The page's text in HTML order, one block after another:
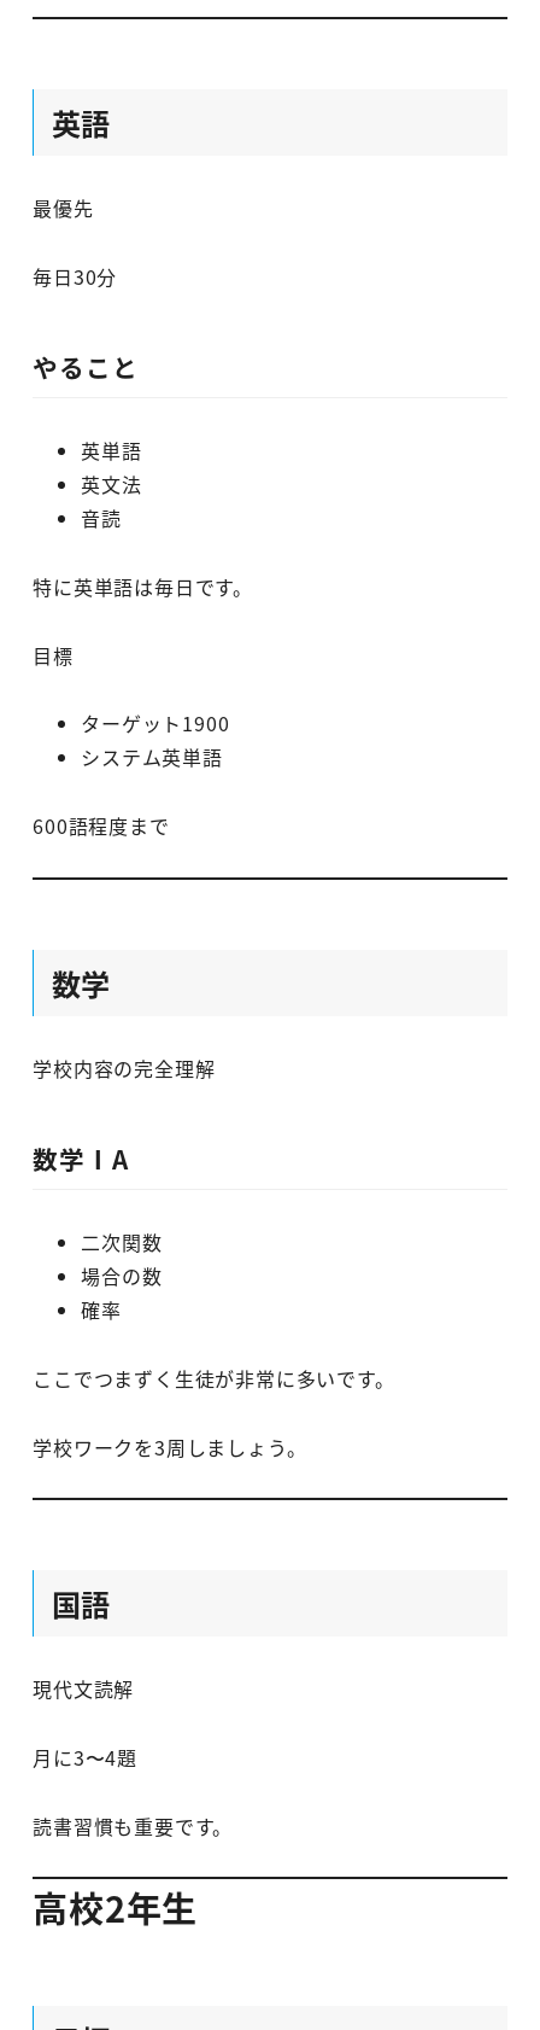
英語
最優先
毎日30分
やること
英単語
英文法
音読
特に英単語は毎日です。
目標
ターゲット1900
システム英単語
600語程度まで
数学
学校内容の完全理解
数学ⅠA
二次関数
場合の数
確率
ここでつまずく生徒が非常に多いです。
学校ワークを3周しましょう。
国語
現代文読解
月に3〜4題
読書習慣も重要です。
高校2年生